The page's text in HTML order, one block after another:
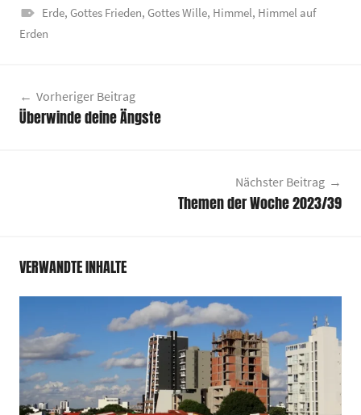
Erde, Gottes Frieden, Gottes Wille, Himmel, Himmel auf
Erden
Vorheriger Beitrag
Überwinde deine Ängste
Nächster Beitrag
Themen der Woche 2023/39
VERWANDTE INHALTE